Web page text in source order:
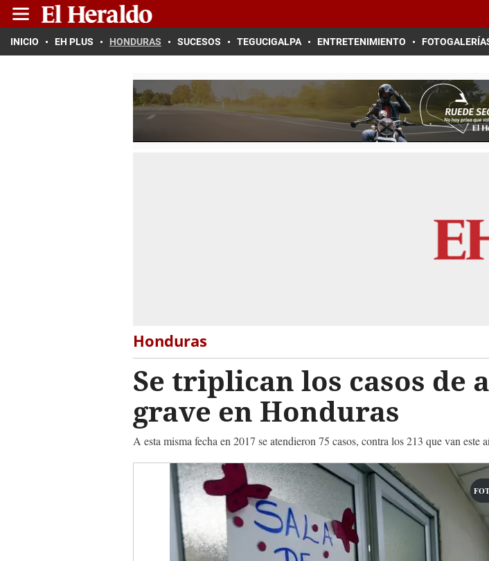
INICIO EH PLUS HONDURAS SUCESOS TEGUCIGALPA ENTRETENIMIENTO
Honduras
Se triplican los casos de
grave en Honduras
A esta misma fecha en 2017 se atendieron 75 casos, contra los 213 que van este